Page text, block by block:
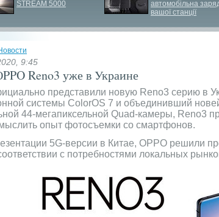
STREAM 5000
автомобільна
вашої станції
9:45
Reno3 уже в Украине
представили новую Reno3 серию в
системы ColorOS 7 и объединивший
44-мегапиксельной Quad-камеры, Reno3
опыт фотосъемки со смартфонов.
5G-версии в Китае, OPPO решили
с потребностями локальных